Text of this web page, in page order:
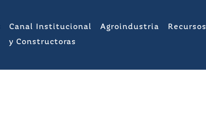
Canal Institucional
y Constructoras
Agroindustria Recursos